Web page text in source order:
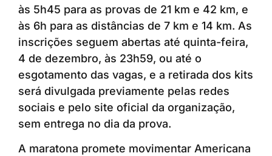
às 5h45 para as provas de 21 km e 42 km, e
às 6h para as distâncias de 7 km e 14 km. As
inscrições seguem abertas até quinta-feira,
4 de dezembro, às 23h59, ou até o
esgotamento das vagas, e a retirada dos kits
será divulgada previamente pelas redes
sociais e pelo site oficial da organização,
sem entrega no dia da prova.
A maratona promete movimentar Americana